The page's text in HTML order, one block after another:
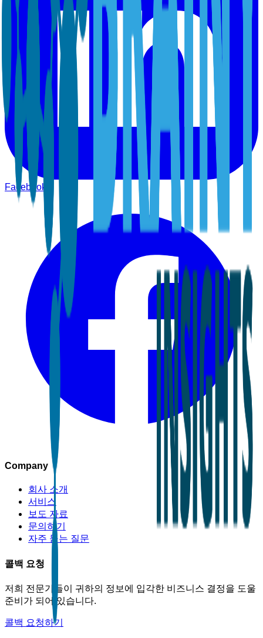
Facebook
Company
회사 소개
서비스
보도 자료
문의하기
자주 묻는 질문
콜백 요청
저희 전문가들이 귀하의 정보에 입각한 비즈니스 결정을 도울
준비가 되어 있습니다.
콜백 요청하기